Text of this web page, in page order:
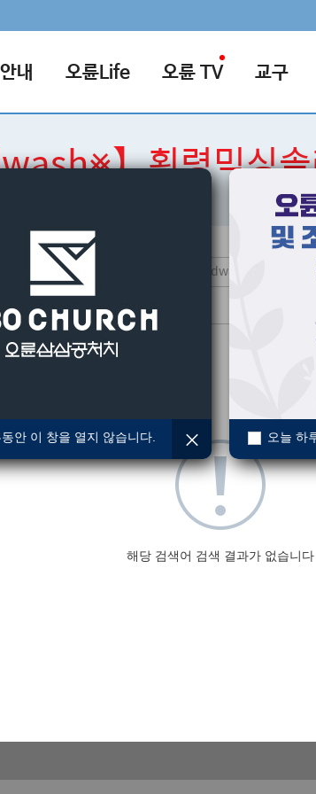
내 오륜Life 오륜 TV 교구
】횡령믹싱솔
해당 검색어 검색 결과가 없습니다
안 이 창을 열지 않습니다. 오늘 하